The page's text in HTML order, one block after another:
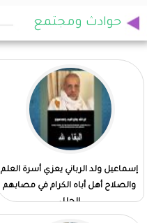
حوادث ومجتمع
إسماعيل ولد الرباني يعزي أسرة العلم
والصلاح أهل أباه الكرام في مصابهم
الجلل